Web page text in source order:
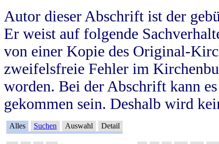
Autor dieser Abschrift ist der
Er weist auf folgende
von einer Kopie des Original-
zweifelsfreie Fehler im
worden. Bei der Abschrift kann
gekommen sein. Deshalb wird
Alles Suchen Auswahl Detail